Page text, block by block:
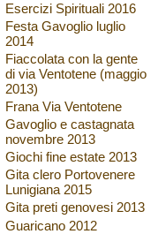
Esercizi Spirituali 2016
Festa Gavoglio luglio
2014
Fiaccolata con la gente
di via Ventotene (maggio
2013)
Frana Via Ventotene
Gavoglio e castagnata
novembre 2013
Giochi fine estate 2013
Gita clero Portovenere
Lunigiana 2015
Gita preti genovesi 2013
Guaricano 2012